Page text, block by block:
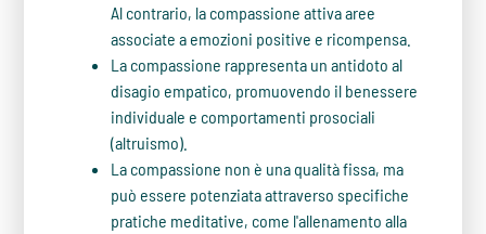
Al contrario, la compassione attiva aree
associate a emozioni positive e ricompensa.
La compassione rappresenta un antidoto al
disagio empatico, promuovendo il benessere
individuale e comportamenti prosociali
(altruismo).
La compassione non è una qualità fissa, ma
può essere potenziata attraverso specifiche
pratiche meditative, come l'allenamento alla